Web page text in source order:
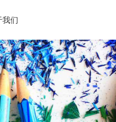
我们